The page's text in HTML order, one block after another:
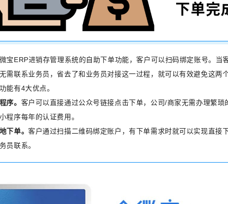
宝ERP进销存管理系统的自助下单功能，客户可以扫码绑定账号。当
需联系业务员，省去了和业务员对接这一过程，就可以有效避免这两个
能有4大优点。
序。 客户可以直接通过公众号链接点击下单，公司/商家无需办理繁琐
程序每年的认证费用。
下单。客户通过扫描二维码绑定账户，有下单需求时就可以实现直接
员联系。